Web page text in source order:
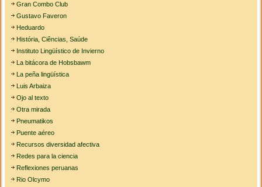
Gran Combo Club
Gustavo Faveron
Heduardo
História, Ciências, Saúde
Instituto Lingüístico de Invierno
La bitácora de Hobsbawm
La peña lingüística
Luis Arbaiza
Ojo al texto
Otra mirada
Pneumatikos
Puente aéreo
Recursos diversidad afectiva
Redes para la ciencia
Reflexiones peruanas
Rio Olcymo